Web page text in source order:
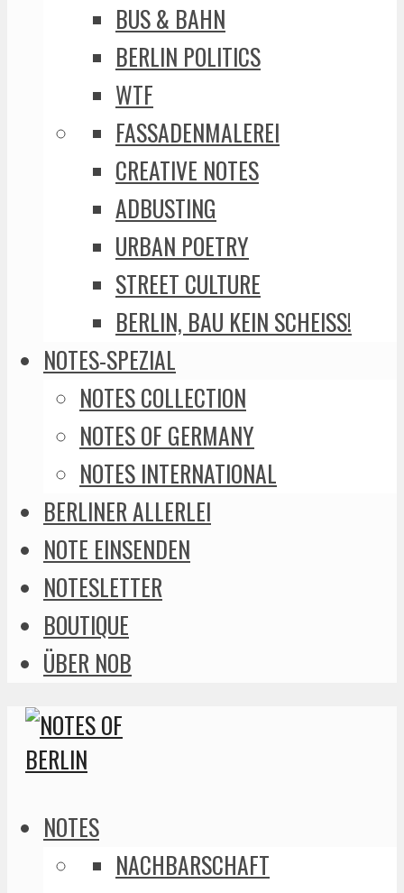
BUS & BAHN
BERLIN POLITICS
WTF
FASSADENMALEREI
CREATIVE NOTES
ADBUSTING
URBAN POETRY
STREET CULTURE
BERLIN, BAU KEIN SCHEISS!
NOTES-SPEZIAL
NOTES COLLECTION
NOTES OF GERMANY
NOTES INTERNATIONAL
BERLINER ALLERLEI
NOTE EINSENDEN
NOTESLETTER
BOUTIQUE
ÜBER NOB
NOTES
NACHBARSCHAFT